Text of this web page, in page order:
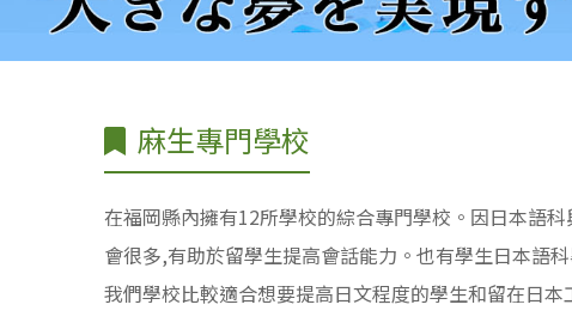
麻生專門學校
在福岡縣內擁有12所學校的綜合專門學校。因日本語
會很多,有助於留學生提高會話能力。也有學生日本語
我們學校比較適合想要提高日文程度的學生和留在日本